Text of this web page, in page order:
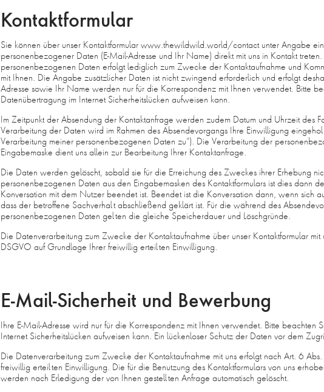
Kontaktformular
Sie können über unser Kontaktformular www.thewildwild.world/contact unter Angabe
personenbezogener Daten (E-Mail-Adresse und Ihr Name) direkt mit uns in Kontakt
personenbezogenen Daten erfolgt lediglich zum Zwecke der Kontaktaufnahme und
mit Ihnen. Die Angabe zusätzlicher Daten ist nicht zwingend erforderlich und erfolgt
Adresse sowie Ihr Name werden nur für die Korrespondenz mit Ihnen verwendet. Bitte
Datenübertragung im Internet Sicherheitslücken aufweisen kann.
Im Zeitpunkt der Absendung der Kontaktanfrage werden zudem Datum und Uhrzeit des
Verarbeitung der Daten wird im Rahmen des Absendevorgangs Ihre Einwilligung
Verarbeitung meiner personenbezogenen Daten zu“). Die Verarbeitung der
Eingabemaske dient uns allein zur Bearbeitung Ihrer Kontaktanfrage.
Die Daten werden gelöscht, sobald sie für die Erreichung des Zweckes ihrer Erhebung
personenbezogenen Daten aus den Eingabemasken des Kontaktformulars ist dies dann
Konversation mit dem Nutzer beendet ist. Beendet ist die Konversation dann, wenn sich
dass der betroffene Sachverhalt abschließend geklärt ist. Für die während des
personenbezogenen Daten gelten die gleiche Speicherdauer und Löschgründe.
Die Datenverarbeitung zum Zwecke der Kontaktaufnahme über unser Kontaktformular mit
DSGVO auf Grundlage Ihrer freiwillig erteilten Einwilligung.
E-Mail-Sicherheit und Bewerbung
Ihre E-Mail-Adresse wird nur für die Korrespondenz mit Ihnen verwendet. Bitte beachten
Internet Sicherheitslücken aufweisen kann. Ein lückenloser Schutz der Daten vor dem
Die Datenverarbeitung zum Zwecke der Kontaktaufnahme mit uns erfolgt nach Art. 6
freiwillig erteilten Einwilligung. Die für die Benutzung des Kontaktformulars von uns
werden nach Erledigung der von Ihnen gestellten Anfrage automatisch gelöscht.